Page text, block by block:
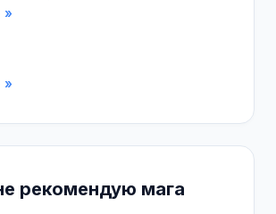
»
»
рекомендую мага